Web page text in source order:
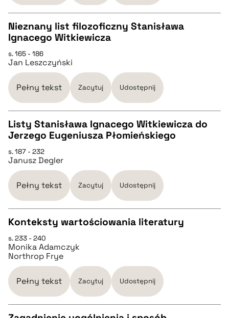
pobierz cytat
CZYSTY TEKST
pobierz cytat
BIBTEX
pobierz cytat
Nieznany list filozoficzny Stanisława
Ignacego Witkiewicza
s. 165 - 186
Jan Leszczyński
Pełny tekst Zacytuj Udostępnij
CZYSTY TEKST
pobierz cytat
BIBTEX
Listy Stanisława Ignacego Witkiewicza do
Jerzego Eugeniusza Płomieńskiego
s. 187 - 232
Janusz Degler
Pełny tekst Zacytuj Udostępnij
CZYSTY TEKST
pobierz cytat
BIBTEX
Konteksty wartościowania literatury
s. 233 - 240
Monika Adamczyk
Northrop Frye
Pełny tekst Zacytuj Udostępnij